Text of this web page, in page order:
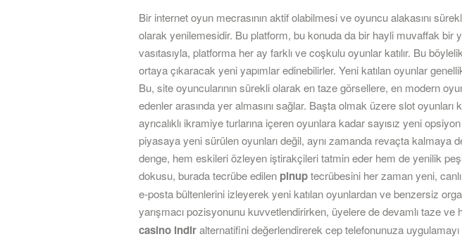
Bir internet oyun mecrasının aktif olabilmesi ve oyuncu alakasını
olarak yenilemesidir. Bu platform, bu konuda da bir hayli muvaffak
vasıtasıyla, platforma her ay farklı ve coşkulu oyunlar katılır. Bu
ortaya çıkaracak yeni yapımlar edinebilirler. Yeni katılan oyunlar
Bu, site oyuncularının sürekli olarak en taze görsellere, en modern
edenler arasında yer almasını sağlar. Başta olmak üzere slot
ayrıcalıklı ikramiye turlarına içeren oyunlara kadar sayısız yeni
piyasaya yeni sürülen oyunları değil, aynı zamanda revaçta
denge, hem eskileri özleyen iştirakçileri tatmin eder hem de yenilik
dokusu, burada tecrübe edilen pinuptecrübesini her zaman yeni,
e-posta bültenlerini izleyerek yeni katılan oyunlardan ve benzersiz
yarışmacı pozisyonunu kuvvetlendirirken, üyelere de devamlı taze
casino indiralternatifini değerlendirerek cep telefonunuza